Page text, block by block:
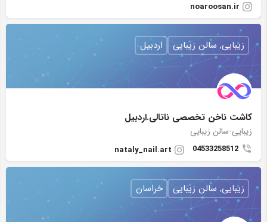
noaroosan.ir
کاشت ناخن تخصصی ناتالی.اردبیل
زیبایی-سالن زیبایی
04533258512
nataly_nail.art
زیبایی, سالن زیبایی اردبیل
زیبایی, سالن زیبایی خراسان